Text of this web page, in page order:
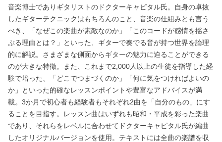
音楽博士でありギタリストのドクターキャピタル氏。自身の卓抜
したギターテクニックはもちろんのこと、音楽の仕組みとも言う
べき、「なぜこの楽曲が素敵なのか」「このコードが感情を揺さ
ぶる理由とは？」といった、ギターで奏でる音が持つ世界を論理
的に解説。さまざまな側面からギターの魅力に迫ることができる
のが大きな特徴。また、これまで2,000人以上の生徒を指導した経
験で培った、「どこでつまづくのか」「何に気をつければよいの
か」といった的確なレッスンポイントや豊富なアドバイスが満
載。3か月で初心者も経験者もそれぞれ2曲を「自分のもの」にす
ることを目指す。レッスン曲はいずれも昭和・平成を彩った楽曲
であり、それらをレベルに合わせてドクターキャピタル氏が編曲
したオリジナルバージョンを使用。テキストには全曲の楽譜を収